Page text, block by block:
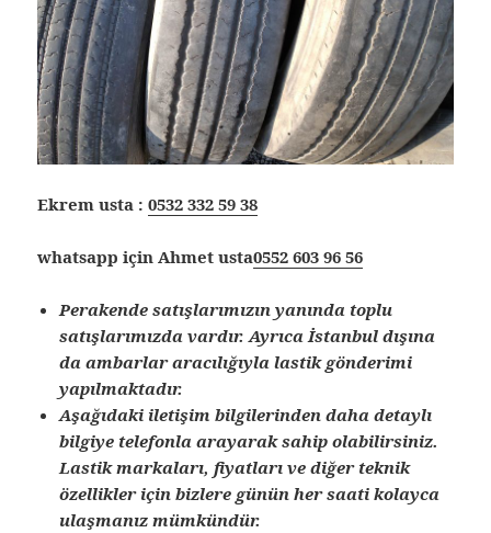
Ekrem usta :0532 332 59 38
whatsapp için Ahmet usta0552 603 96 56
Perakende satışlarımızın yanında toplu
satışlarımızda vardır. Ayrıca İstanbul dışına
da ambarlar aracılığıyla lastik gönderimi
yapılmaktadır.
Aşağıdaki iletişim bilgilerinden daha detaylı
bilgiye telefonla arayarak sahip olabilirsiniz.
Lastik markaları, fiyatları ve diğer teknik
özellikler için bizlere günün her saati kolayca
ulaşmanız mümkündür.